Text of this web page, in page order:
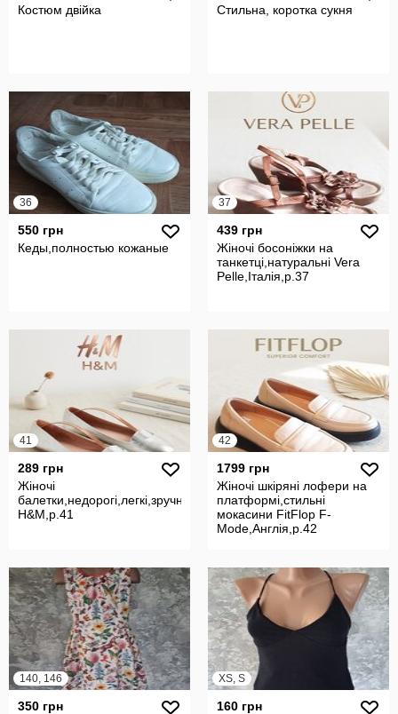
Костюм двійка Стильна, коротка сукня
36
550 грн
Кеды,полностью кожаные
37
439 грн
Жіночі босоніжки на
танкетці,натуральні Vera
Pelle,Італія,р.37
41
289 грн
Жіночі
балетки,недорогі,легкі,зручні
H&M,р.41
42
1799 грн
Жіночі шкіряні лофери на
платформі,стильні
мокасини FitFlop F-
Mode,Англія,р.42
140, 146
350 грн
XS, S
160 грн